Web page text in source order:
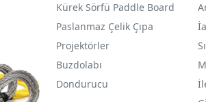
Kürek Sörfü Paddle Board
Paslanmaz Çelik Çıpa
Projektörler
Buzdolabı
Dondurucu